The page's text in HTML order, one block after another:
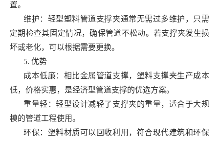
置。
维护：轻型塑料管道支撑夹通常无需过多维护，只需
定期检查其固定情况，确保管道不松动。若支撑夹发生损
坏或老化，可以根据需要更换。
5. 优势
成本低廉：相比金属管道支撑，塑料支撑夹生产成本
低，价格实惠，是经济型管道支撑的优选方案。
重量轻：轻型设计减轻了支撑夹的重量，适合于大规
模的管道工程使用。
环保：塑料材质可以回收利用，符合现代建筑和环保